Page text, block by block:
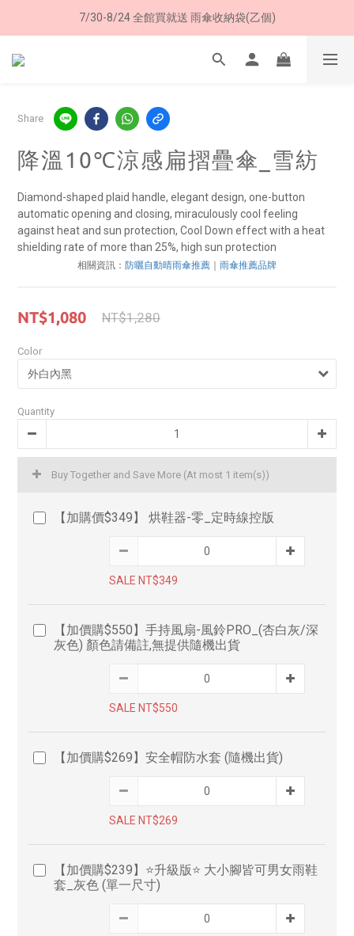
加入LINE好友➤領購物金50元 (現領現用)
加入LINE好友➤領購物金50元 (現領現用)
7/30-8/24 全館買就送 雨傘收納袋(乙個)
Share
降溫10℃涼感扁摺疊傘_雪紡
Diamond-shaped plaid handle, elegant design, one-button
automatic opening and closing, miraculously cool feeling
against heat and sun protection, Cool Down effect with a heat
shielding rate of more than 25%, high sun protection
相關資訊： 防曬自動晴雨傘推薦 雨傘推薦品牌
NT$1,080 NT$1,280
Color
Quantity
Buy Together and Save More (At most 1 item(s))
【加購價$349】 烘鞋器-零_定時線控版
SALE NT$349
【加價購$550】手持風扇-風鈴PRO_(杏白灰/深
灰色) 顏色請備註,無提供隨機出貨
SALE NT$550
【加價購$269】安全帽防水套 (隨機出貨)
SALE NT$269
【加價購$239】⭐升級版⭐ 大小腳皆可男女雨鞋
套_灰色 (單一尺寸)